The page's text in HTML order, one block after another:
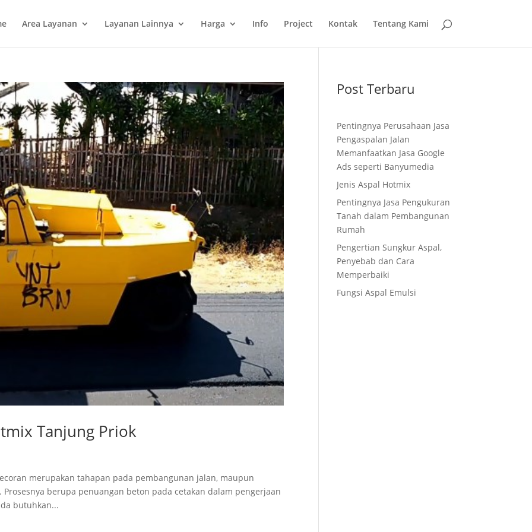
Area Layanan Layanan Lainnya Harga Info Project Kontak Tentang Kami
Tanjung Priok
merupakan tahapan pada pembangunan jalan, maupun
berupa penuangan beton pada cetakan dalam pengerjaan
butuhkan...
Post Terbaru
Pentingnya Perusahaan Jasa
Pengaspalan Jalan
Memanfaatkan Jasa Google
Ads seperti Banyumedia
Jenis Aspal Hotmix
Pentingnya Jasa Pengukuran
Tanah dalam Pembangunan
Rumah
Pengertian Sungkur Aspal,
Penyebab dan Cara
Memperbaiki
Fungsi Aspal Emulsi